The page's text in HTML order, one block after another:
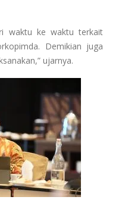
waktu ke waktu terkait
Demikian juga
ujarnya.